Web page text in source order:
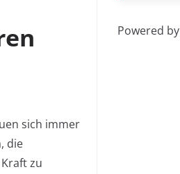
sich immer
die
zu
Powered by